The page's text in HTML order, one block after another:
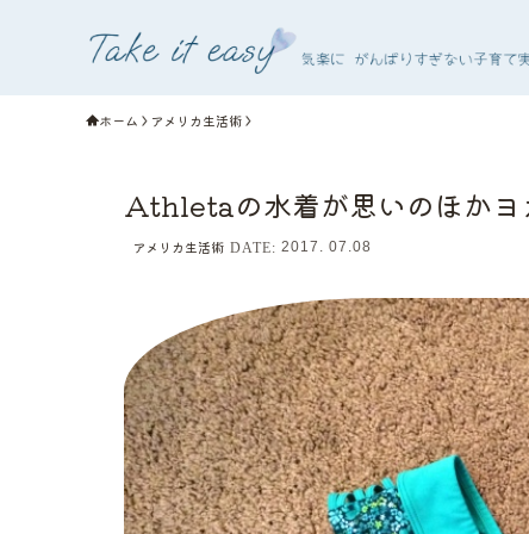
ホーム アメリカ生活術
Athletaの水着が思いのほかヨ
アメリカ生活術 2017. 07.08